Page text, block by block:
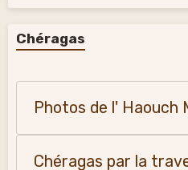
Chéragas
Photos de l' Haouch
Chéragas par la